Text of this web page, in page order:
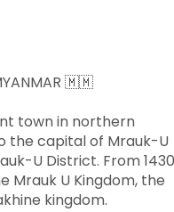
🇲🇲
town in northern
the capital of Mrauk-U
U District. From
Mrauk U Kingdom, the
kingdom.